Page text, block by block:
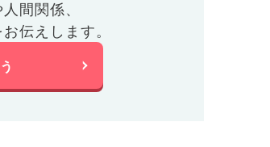
間関係、
伝えします。